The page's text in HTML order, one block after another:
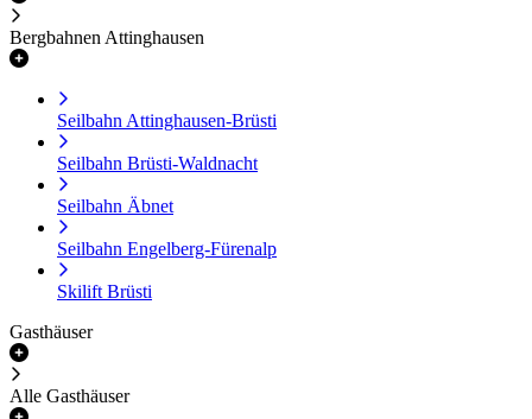
Bergbahnen Attinghausen
Seilbahn Attinghausen-Brüsti
Seilbahn Brüsti-Waldnacht
Seilbahn Äbnet
Seilbahn Engelberg-Fürenalp
Skilift Brüsti
Gasthäuser
Alle Gasthäuser